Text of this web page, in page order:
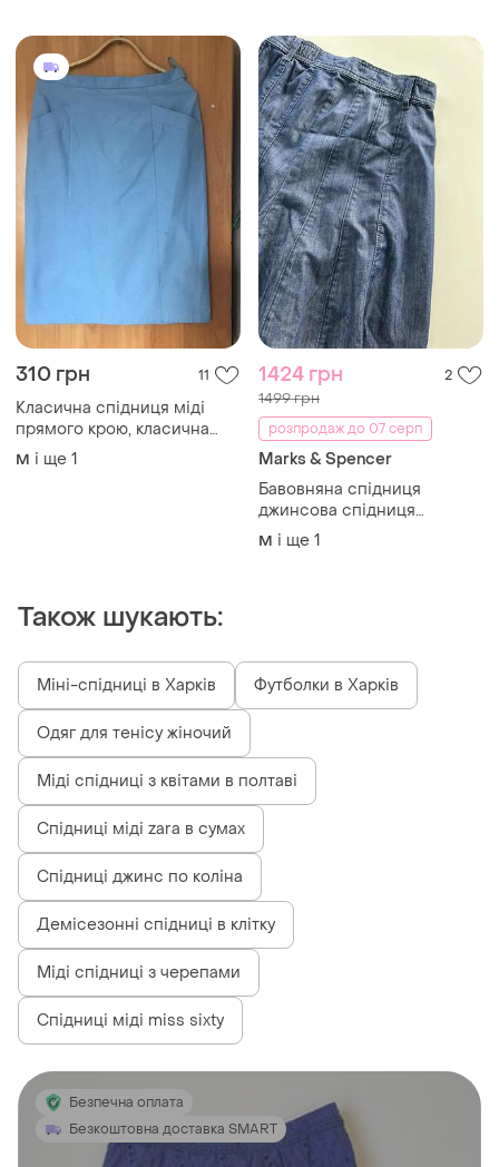
310 грн 11
Класична спідниця міді
прямого крою, класична
юбка, юбка карандаш,
спідниця карандаш
M і ще 1
1424 грн 2
1499 грн
розпродаж до 07 серп
Marks & Spencer
Бавовняна спідниця
джинсова спідниця
спідниці міді жіночий одяг
M і ще 1
Також шукають:
Міні-спідниці в Харків Футболки в Харків
Одяг для тенісу жіночий
Міді спідниці з квітами в полтаві
Спідниці міді zara в сумах
Спідниці джинс по коліна
Демісезонні спідниці в клітку
Міді спідниці з черепами
Спідниці міді miss sixty
Безпечна оплата
Безкоштовна доставка SMART